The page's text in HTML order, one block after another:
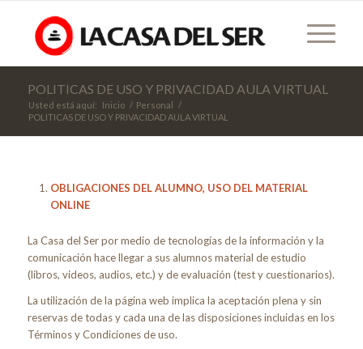
POLITICAS DE USO Y PRIVACIDAD AULA VIRTUAL
Usted está aquí: Inicio / Personal /
POLITICAS DE USO Y PRIVACIDAD AULA VIRTUAL
OBLIGACIONES DEL ALUMNO, USO DEL MATERIAL
ONLINE
La Casa del Ser por medio de tecnologías de la información y la
comunicación hace llegar a sus alumnos material de estudio
(libros, videos, audios, etc.) y de evaluación (test y cuestionarios).
La utilización de la página web implica la aceptación plena y sin
reservas de todas y cada una de las disposiciones incluidas en los
Términos y Condiciones de uso.